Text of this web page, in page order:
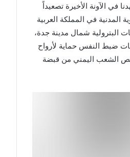
في الآونة الأخيرة تصعيداً
في المملكة العربية
البترولية شمال مدينة جدة،
ضبط النفس حماية لأرواح
الشعب اليمني من قبضة